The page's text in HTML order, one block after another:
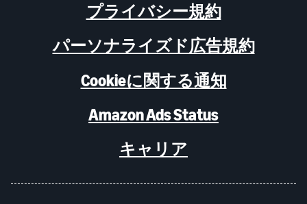
プライバシー規約
パーソナライズド広告規約
Cookieに関する通知
Amazon Ads Status
キャリア